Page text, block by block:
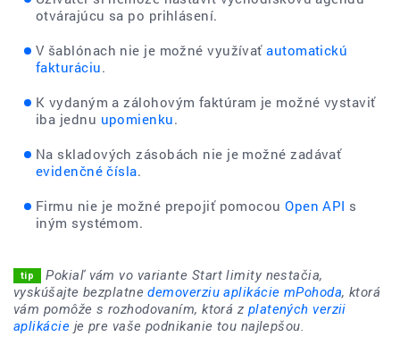
otvárajúcu sa po prihlásení.
V šablónach nie je možné využívaťautomatickú
fakturáciu.
K vydaným a zálohovým faktúram je možné vystaviť
iba jednu upomienku.
Na skladových zásobách nie je možné zadávať
evidenčné čísla.
Firmu nie je možné prepojiť pomocouOpen API s
iným systémom.
Pokiaľ vám vo variante Start limity nestačia,
vyskúšajte bezplatnedemoverziu aplikácie mPohoda, ktorá
vám pomôže s rozhodovaním, ktorá z platených verzii
aplikácie je pre vaše podnikanie tou najlepšou.